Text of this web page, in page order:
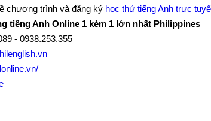
chương trình và đăng ký học thử tiếng Anh trực
tiếng Anh Online 1 kèm 1 lớn nhất Philippines
- 0938.253.355